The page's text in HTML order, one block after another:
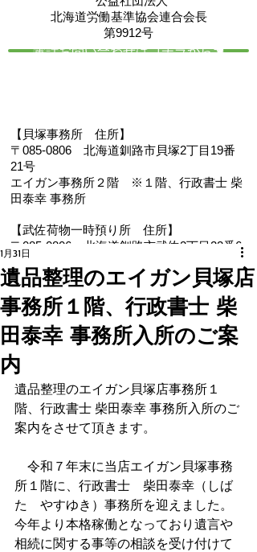
​北海道労働基準協会連合会長
第9912号
電話お問い合わせはコチラから☚
【貝塚事務所 住所】
〒085-0806 北海道釧路市貝塚2丁目19番
21号
エイガン事務所２階
※１階、 行政書士 柴
田泰幸 事務所
【武佐荷物一時預り所 住所】
〒085-0806 北海道釧路市武佐2丁目22番6
号
【電 話・FAX】 ０１５４－３５－０９８７
【メール】 eigan@ab.auone-net.jp
【営業時間】 ９：００～１８：００
【定休日】 日曜､祝日
【インボイス登録番号】T1810632866930
【氏名又は名称】早坂昭平
メールお問い合わせはコチラから ☚
遺品整理のエイガン貝塚店
事務所１階、行政書士 柴
田泰幸 事務所入所のご案
内
1月31日
遺品整理のエイガン貝塚店事務所１
階、行政書士 柴田泰幸 事務所入所のご
案内をさせて頂きます。
令和７年末に当店エイガン貝塚事務
所１階に、行政書士　柴田泰幸（しば
た　やすゆき）事務所を迎えました。
今年より本格稼働となっており遺言や
相続に関する事等の相談を受け付けて